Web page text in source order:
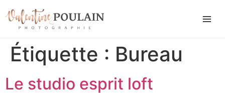
Étiquette : Bureau
Le studio esprit loft